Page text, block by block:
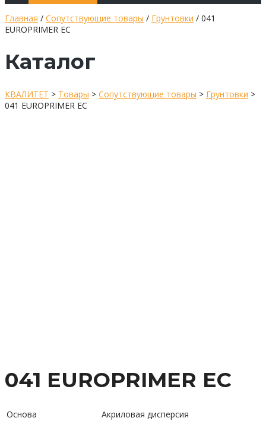
Главная / Сопутствующие товары / Грунтовки / 041
EUROPRIMER EC
Каталог
КВАЛИТЕТ > Товары > Сопутствующие товары > Грунтовки >
041 EUROPRIMER EC
041 EUROPRIMER EC
Основа
Акриловая дисперсия